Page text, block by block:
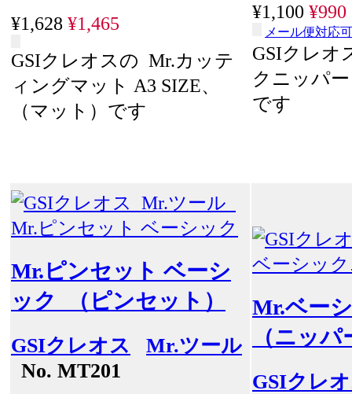
¥1,628 ¥1,465
GSIクレオスの Mr.カッテ
ィングマット A3 SIZE、
（マット）です
¥1,100 ¥990
メール便対応
GSIクレオ
クニッパ
です
Mr.ピンセット ベーシ
ック （ピンセット）
GSIクレオス
Mr.ツール
No. MT201
Mr.ベー
（ニッパ
GSIクレ